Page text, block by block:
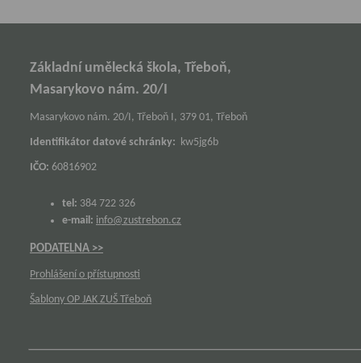
Základní umělecká škola, Třeboň,
Masarykovo nám. 20/I
Masarykovo nám. 20/I, Třeboň I, 379 01, Třeboň
Identifikátor datové schránky: kw5jg6b
IČO: 60816902
tel: 384 722 326
e-mail: info@zustrebon.cz
PODATELNA >>
Prohlášení o přístupnosti
Šablony OP JAK ZUŠ Třeboň